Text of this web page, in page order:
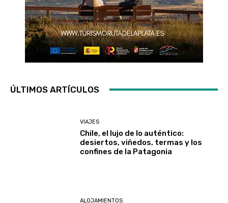
ÚLTIMOS ARTÍCULOS
VIAJES
Chile, el lujo de lo auténtico:
desiertos, viñedos, termas y los
confines de la Patagonia
ALOJAMIENTOS